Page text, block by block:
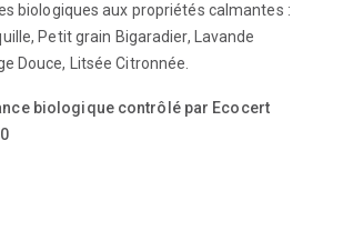
biologiques aux propriétés calmantes :
Petit grain Bigaradier, Lavande
Douce, Litsée Citronnée.
biologique contrôlé par Ecocert